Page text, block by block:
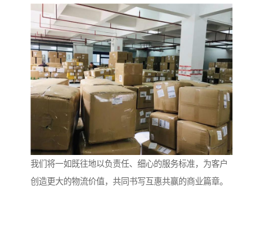
我们将一如既往地以负责任、细心的服务标准，为客户
创造更大的物流价值，共同书写互惠共赢的商业篇章。